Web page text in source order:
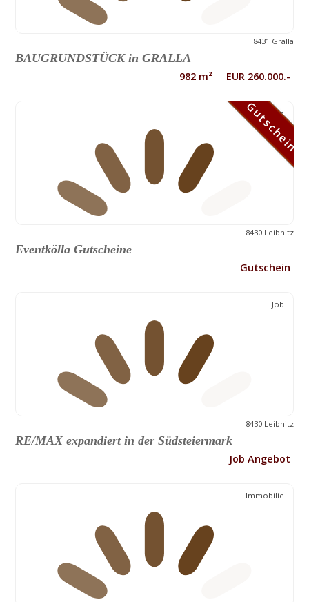
8431 Gralla
BAUGRUNDSTÜCK in GRALLA
982 m² EUR 260.000.-
Gutschein
8430 Leibnitz
Eventkölla Gutscheine
Gutschein
Gutschein
Job
8430 Leibnitz
RE/MAX expandiert in der Südsteiermark
Job Angebot
Immobilie